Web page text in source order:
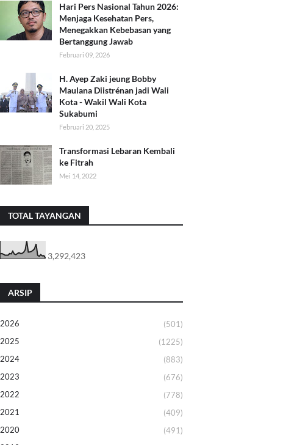
Hari Pers Nasional Tahun 2026:
Menjaga Kesehatan Pers,
Menegakkan Kebebasan yang
Bertanggung Jawab
Februari 09, 2026
H. Ayep Zaki jeung Bobby
Maulana Diistrénan jadi Wali
Kota - Wakil Wali Kota
Sukabumi
Februari 20, 2025
Transformasi Lebaran Kembali
ke Fitrah
Mei 14, 2022
TOTAL TAYANGAN
3,292,423
ARSIP
2026
(501)
2025
(1225)
2024
(883)
2023
(676)
2022
(778)
2021
(409)
2020
(491)